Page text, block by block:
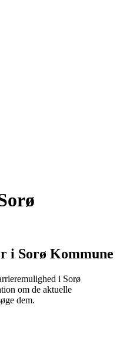
i Sorø Kommune
i Sorø
om de aktuelle
dem.